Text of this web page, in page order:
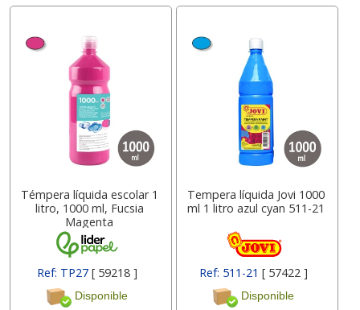
Témpera líquida escolar 1
litro, 1000 ml, Fucsia
Magenta
Ref: TP27 [ 59218 ]
Disponible
Tempera líquida Jovi 1000
ml 1 litro azul cyan 511-21
Ref: 511-21 [ 57422 ]
Disponible